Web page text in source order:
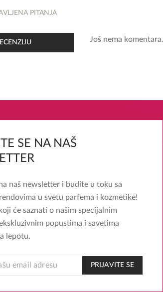
PITANJA
Još nema komentara.
SE NA NAŠ
naš newsletter i budite u toku sa
u svetu parfema i kozmetike!
će saznati o našim specijalnim
popustima i savetima
lepotu.
PRIJAVITE SE